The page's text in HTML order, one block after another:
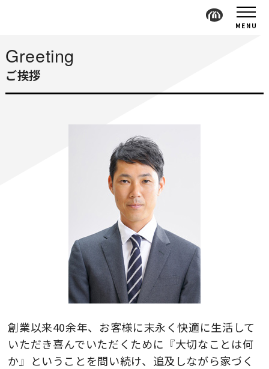
MENU
Greeting
ご挨拶
創業以来40余年、お客様に末永く快適に生活して
いただき喜んでいただくために『大切なことは何
か』ということを問い続け、追及しながら家づく